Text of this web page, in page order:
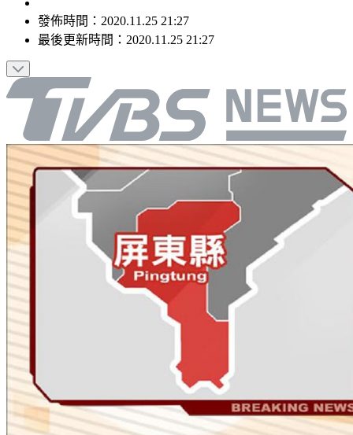
發佈時間：2020.11.25 21:27